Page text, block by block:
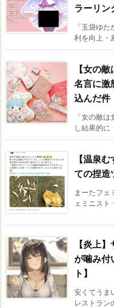
ラーリン
「玉袋ゆ
利を向上・
【女の
名言に激
込んだ件
「女の敵
し結果的に
【温泉
ての捏造
まーたフェ
ェミニスト
【炎上
が噛み付
ト】
安くてうま
レストラン